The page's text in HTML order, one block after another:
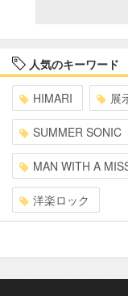
人気のキーワード
HIMARI 展
SUMMER SONIC
MAN WITH A
洋楽ロック